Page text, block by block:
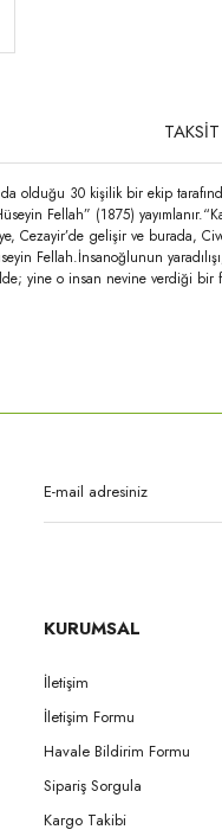
olduğu 30 kişilik bir ekip
Fellah” (1875)
Cezayir’de gelişir ve burada,
Fellah.İnsanoğlunun
yine o insan nevine verdiği
KURUMSAL
İletişim
İletişim Formu
Havale Bildirim Formu
Sipariş Sorgula
Kargo Takibi